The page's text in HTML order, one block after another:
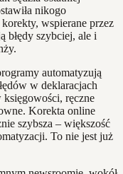
nikogo
wspierane przez
błędy szybciej, ale i
automatyzują
w deklaracjach
ręczne
Korekta online
szybsza – większość
To nie jest już